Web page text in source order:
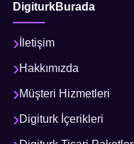
DigiturkBurada
İletişim
Hakkımızda
Müşteri Hizmetleri
Digiturk İçerikleri